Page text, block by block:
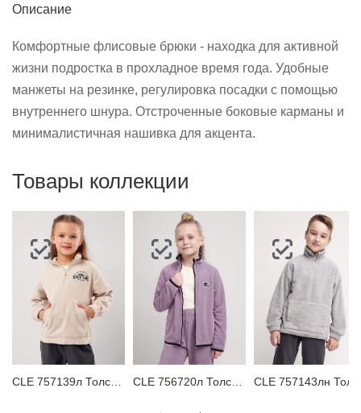
Описание
Комфортные флисовые брюки - находка для активной
жизни подростка в прохладное время года. Удобные
манжеты на резинке, регулировка посадки с помощью
внутреннего шнура. Отстроченные боковые карманы и
минималистичная нашивка для акцента.
Товары коллекции